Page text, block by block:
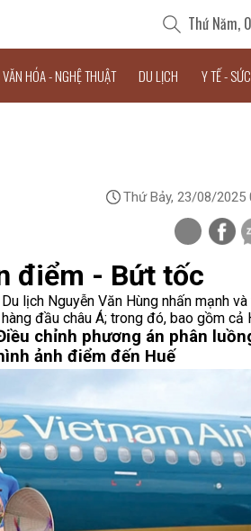
Thứ Năm,
VĂN HÓA - NGHỆ THUẬT DU LỊCH Y TẾ -
Thứ Bảy, 23/08/2025
điểm - Bứt tốc
lịch Nguyễn Văn Hùng nhấn mạnh
đầu châu Á; trong đó, bao gồm cả
chỉnh phương án phân
ảnh điểm đến Huế